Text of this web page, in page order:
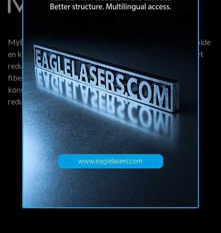
MyEFLY fiberlaserskæringsteknologi er designet til at holde
en konstant skære-hastighed og pierce "on the fly", hvilket
reducerer cyklustiden i tynde plader.MyEFLY
fiberlaserskæringsteknologi er designet til at holde en
konstant skære-hastighed og pierce "on the fly", hvilket
reducerer cyklustiden i tynde plader.